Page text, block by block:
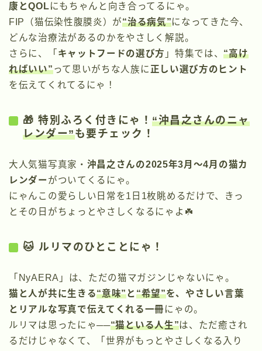
康とQOLにもちゃんと向き合ってるにゃ。
FIP（猫伝染性腹膜炎）が“治る病気”になってきた今、
どんな治療法があるのかをやさしく解説。
さらに、「 キャットフードの選び方 」特集では、“高け
ればいい”って思いがちな人族に 正しい選び方のヒント
を伝えてくれてるにゃ！
🎁 特別ふろく付きにゃ！ “沖昌之さんのニャ
レンダー”も要チェック！
大人気猫写真家・ 沖昌之さんの2025年3月〜4月の猫カ
レンダー がついてくるにゃ。
にゃんこの愛らしい日常を1日1枚眺めるだけで、きっ
とその日がちょっとやさしくなるにゃよ☘️
🐱 ルリマのひとことにゃ！
「NyAERA」は、ただの猫マガジンじゃないにゃ。
猫と人が共に生きる“意味”と “希望”を、やさしい言葉
とリアルな写真で伝えてくれる一冊 にゃの。
ルリマは思ったにゃ──“猫といる人生”は、ただ癒され
るだけじゃなくて、「世界がもっとやさしくなる入り